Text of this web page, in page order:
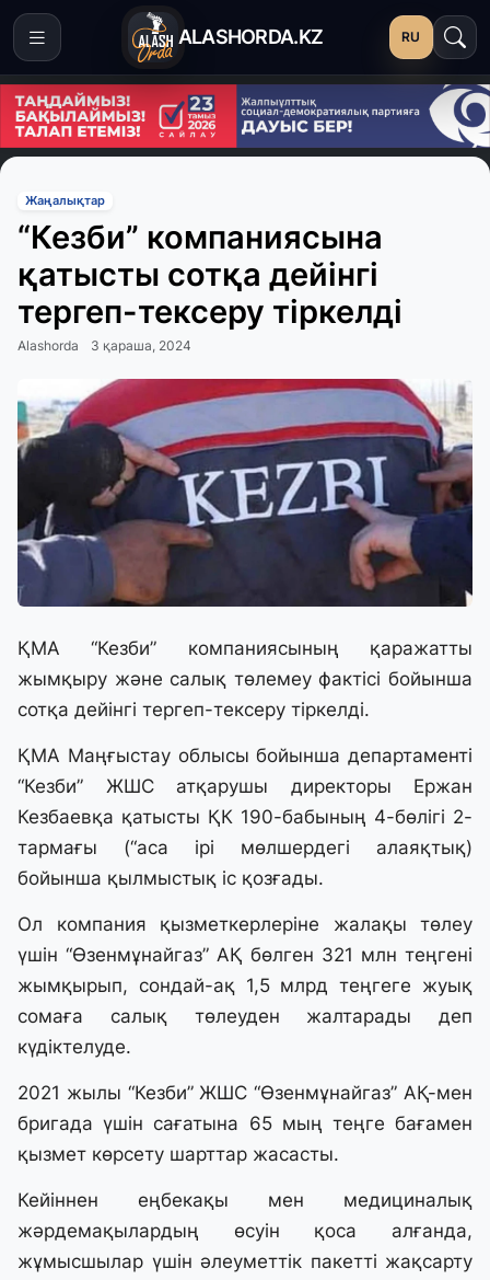
ALASHORDA.KZ RU
Жаңалықтар
“Кезби” компаниясына
қатысты сотқа дейінгі
тергеп-тексеру тіркелді
Alashorda 3 қараша, 2024
ҚМА “Кезби” компаниясының қаражатты
жымқыру және салық төлемеу фактісі бойынша
сотқа дейінгі тергеп-тексеру тіркелді.
ҚМА Маңғыстау облысы бойынша департаменті
“Кезби” ЖШС атқарушы директоры Ержан
Кезбаевқа қатысты ҚК 190-бабының 4-бөлігі 2-
тармағы (“аса ірі мөлшердегі алаяқтық)
бойынша қылмыстық іс қозғады.
Ол компания қызметкерлеріне жалақы төлеу
үшін “Өзенмұнайгаз” АҚ бөлген 321 млн теңгені
жымқырып, сондай-ақ 1,5 млрд теңгеге жуық
сомаға салық төлеуден жалтарады деп
күдіктелуде.
2021 жылы “Кезби” ЖШС “Өзенмұнайгаз” АҚ-мен
бригада үшін сағатына 65 мың теңге бағамен
қызмет көрсету шарттар жасасты.
Кейіннен еңбекақы мен медициналық
жәрдемақылардың өсуін қоса алғанда,
жұмысшылар үшін әлеуметтік пакетті жақсарту